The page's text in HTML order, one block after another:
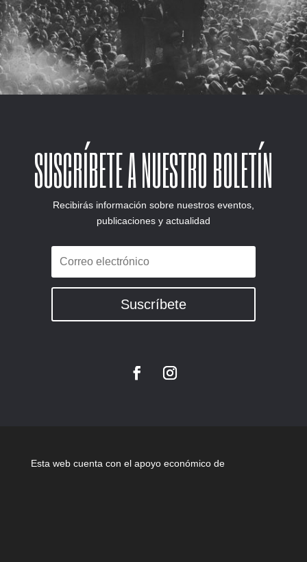
SUSCRÍBETE A NUESTRO BOLETÍN
Recibirás información sobre nuestros eventos,
publicaciones y actualidad
Suscríbete
Esta web cuenta con el apoyo económico de